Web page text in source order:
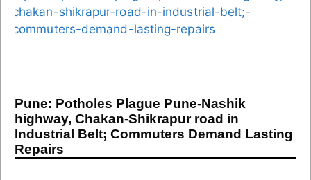
Pune: Potholes Plague Pune-Nashik
highway, Chakan-Shikrapur road in
Industrial Belt; Commuters Demand Lasting
Repairs